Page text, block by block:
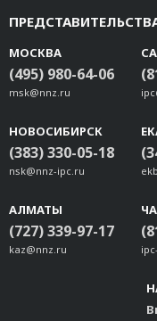
МОСКВА
(495) 980-64-06
msk@nnz.ru
НОВОСИБИРСК
(383) 330-05-18
nsk@nnz-ipc.ru
АЛМАТЫ
(727) 339-97-17
kaz@nnz.ru